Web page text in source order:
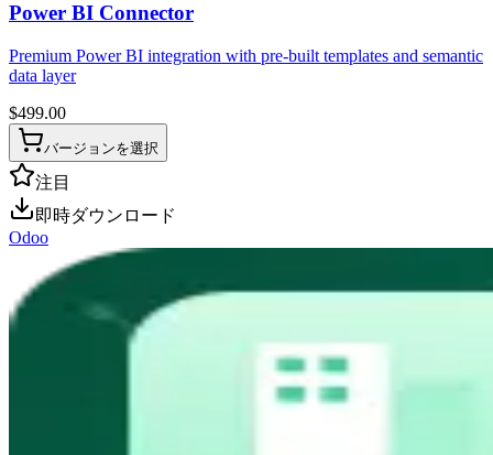
Power BI Connector
Premium Power BI integration with pre-built templates and semantic
data layer
$499.00
バージョンを選択
注目
即時ダウンロード
Odoo